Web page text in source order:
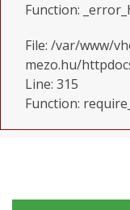
Function:
File: /var/www/
mezo.hu/
Line: 315
Function: